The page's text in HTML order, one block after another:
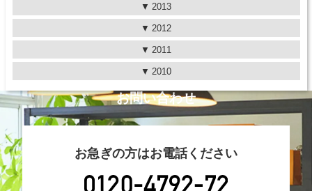
2013
2012
2011
2010
お問い合わせ
お急ぎの方はお電話ください